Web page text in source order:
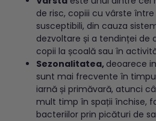
de risc, copiii cu vârste între
susceptibili, din cauza
dezvoltare și a tendinței
copii la școală sau în
Sezonalitatea, deoarece
sunt mai frecvente în
iarnă și primăvară, atunci
mult timp în spații închise,
bacteriilor prin picături de